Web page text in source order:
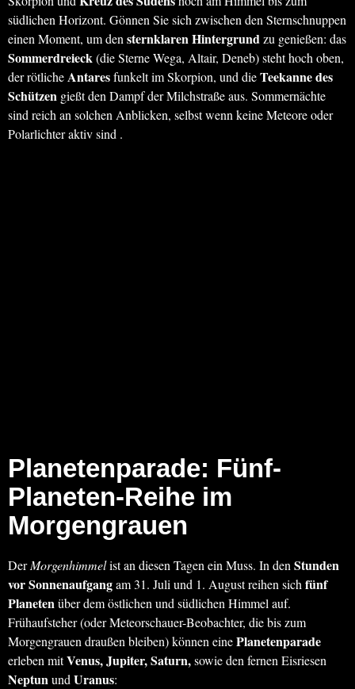
südlichen Horizont. Gönnen Sie sich zwischen den Sternschnuppen
einen Moment, um den sternklaren Hintergrundzu genießen: das
Sommerdreieck(die Sterne Wega, Altair, Deneb) steht hoch oben,
der rötlicheAntaresfunkelt im Skorpion, und dieTeekanne des
Schützen gießt den Dampf der Milchstraße aus. Sommernächte
sind reich an solchen Anblicken, selbst wenn keine Meteore oder
Polarlichter aktiv sind .
Planetenparade: Fünf-
Planeten-Reihe im
Morgengrauen
DerMorgenhimmelist an diesen Tagen ein Muss. In den Stunden
vor Sonnenaufgangam 31. Juli und 1. August reihen sich fünf
Planetenüber dem östlichen und südlichen Himmel auf.
Frühaufsteher (oder Meteorschauer-Beobachter, die bis zum
Morgengrauen draußen bleiben) können einePlanetenparade
erleben mitVenus, Jupiter, Saturn,sowie den fernen Eisriesen
Neptunund Uranus: